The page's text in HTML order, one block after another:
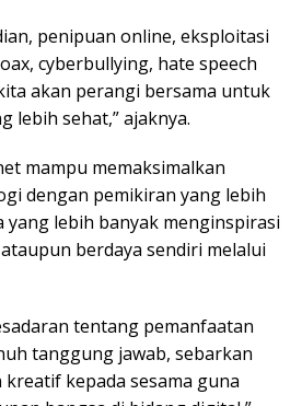
penipuan online, eksploitasi
cyberbullying, hate speech
akan perangi bersama untuk
lebih sehat,” ajaknya.
mampu memaksimalkan
dengan pemikiran yang lebih
yang lebih banyak menginspirasi
berdaya sendiri melalui
tentang pemanfaatan
tanggung jawab, sebarkan
kepada sesama guna